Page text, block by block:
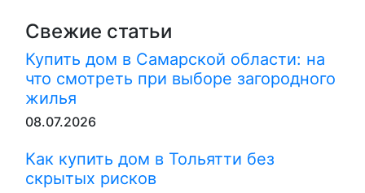
Свежие статьи
Купить дом в Самарской области: на
что смотреть при выборе загородного
жилья
08.07.2026
Как купить дом в Тольятти без
скрытых рисков